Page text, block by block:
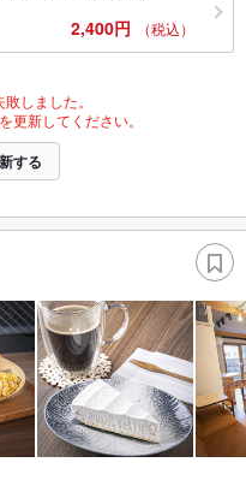
2,400円 （税込）
しました。
更新してください。
する